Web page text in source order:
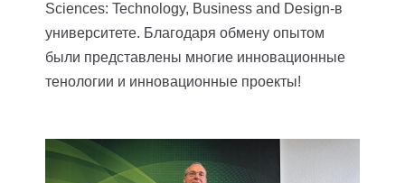
Sciences: Technology, Business and Design-в
университете. Благодаря обмену опытом
были представлены многие инновационные
тенологии и инновационные проекты!